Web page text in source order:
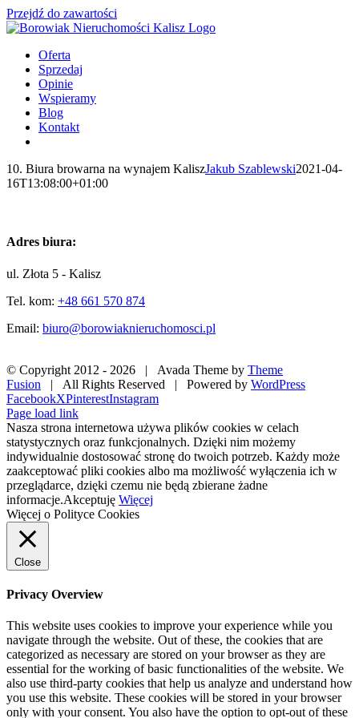
Przejdź do zawartości
Oferta
Sprzedaj
Opinie
Wspieramy
Blog
Kontakt
10. Biura browarna na wynajem KaliszJakub Szablewski2021-04-
16T13:08:00+01:00
Adres biura:
ul. Złota 5 - Kalisz
Tel. kom: +48 661 570 874
Email: biuro@borowiaknieruchomosci.pl
© Copyright 2012 - 2026 | Avada Theme by Theme
Fusion | All Rights Reserved | Powered by WordPress
FacebookXPinterestInstagram
Page load link
Nasza strona internetowa używa plików cookies w celach
statystycznych oraz funkcjonalnych. Dzięki nim możemy
indywidualnie dostosować stronę do twoich potrzeb. Każdy może
zaakceptować pliki cookies albo ma możliwość wyłączenia ich w
przeglądarce, dzięki czemu nie będą zbierane żadne
informacje.Akceptuję Więcej
Więcej o Polityce Cookies
Close
Privacy Overview
This website uses cookies to improve your experience while you
navigate through the website. Out of these, the cookies that are
categorized as necessary are stored on your browser as they are
essential for the working of basic functionalities of the website. We
also use third-party cookies that help us analyze and understand how
you use this website. These cookies will be stored in your browser
only with your consent. You also have the option to opt-out of these